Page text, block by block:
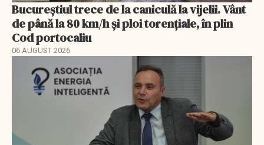
Bucureștiul trece de la caniculă la vijelii. Vânt
de până la 80 km/h și ploi torențiale, în plin
Cod portocaliu
06 AUGUST 2026